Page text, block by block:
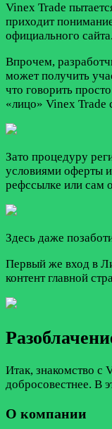
Vinex Trade
приходит
официального сайта.
Впрочем,
может получить
что говорить
«лицо» Vinex Trade
Зато процедуру
условиями оферты
рефссылке или сам
Здесь даже
Первый же вход в
контент главной
Итак, знакомство с
добросовестнее. В
О компании